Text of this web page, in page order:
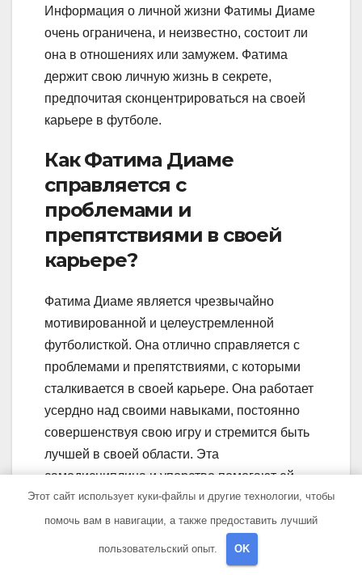
Информация о личной жизни Фатимы Диаме
очень ограничена, и неизвестно, состоит ли
она в отношениях или замужем. Фатима
держит свою личную жизнь в секрете,
предпочитая сконцентрироваться на своей
карьере в футболе.
Как Фатима Диаме
справляется с
проблемами и
препятствиями в своей
карьере?
Фатима Диаме является чрезвычайно
мотивированной и целеустремленной
футболисткой. Она отлично справляется с
проблемами и препятствиями, с которыми
сталкивается в своей карьере. Она работает
усердно над своими навыками, постоянно
совершенствуя свою игру и стремится быть
лучшей в своей области. Эта
самодисциплина и упорство помогают ей
преодолевать все сложности, с которыми
она сталкивается на своем пути.
Какие достижения
Этот сайт использует куки-файлы и другие технологии, чтобы
помочь вам в навигации, а также предоставить лучший
пользовательский опыт. OK